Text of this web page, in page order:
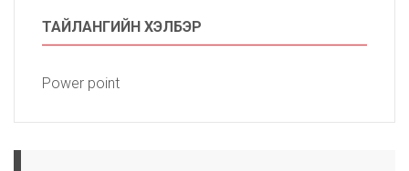
ТАЙЛАНГИЙН ХЭЛБЭР
Power point